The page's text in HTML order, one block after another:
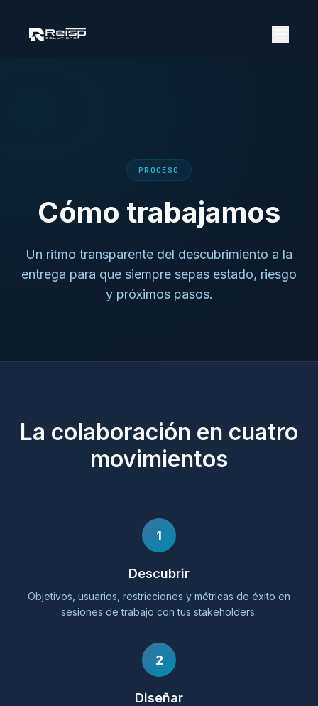
PROCESO
Cómo trabajamos
Un ritmo transparente del descubrimiento a la
entrega para que siempre sepas estado, riesgo
y próximos pasos.
La colaboración en cuatro
movimientos
1
Descubrir
Objetivos, usuarios, restricciones y métricas de éxito en
sesiones de trabajo con tus stakeholders.
2
Diseñar